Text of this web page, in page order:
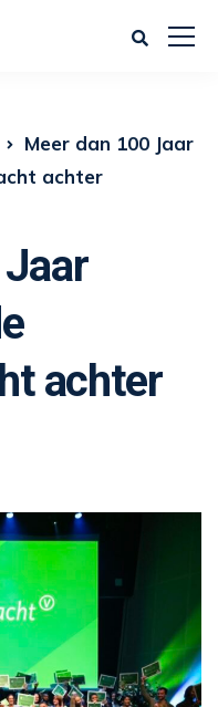
Meer dan 100 Jaar
achter
achter